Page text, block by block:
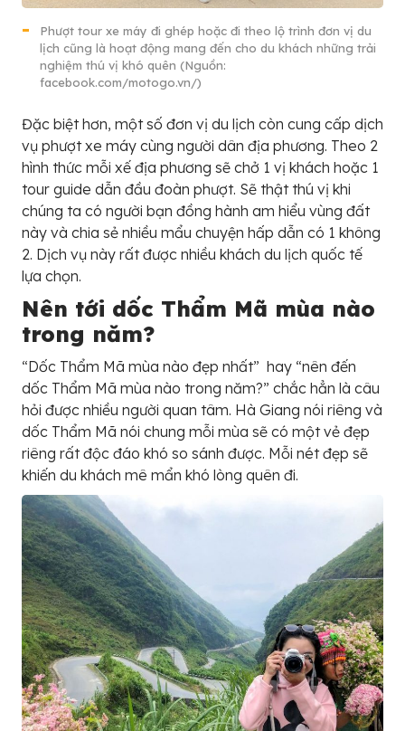
Phượt tour xe máy đi ghép hoặc đi theo lộ trình đơn vị du
lịch cũng là hoạt động mang đến cho du khách những trải
nghiệm thú vị khó quên (Nguồn:
facebook.com/motogo.vn/)
Đặc biệt hơn, một số đơn vị du lịch còn cung cấp dịch
vụ phượt xe máy cùng người dân địa phương. Theo 2
hình thức mỗi xế địa phương sẽ chở 1 vị khách hoặc 1
tour guide dẫn đầu đoàn phượt. Sẽ thật thú vị khi
chúng ta có người bạn đồng hành am hiểu vùng đất
này và chia sẻ nhiều mẩu chuyện hấp dẫn có 1 không
2. Dịch vụ này rất được nhiều khách du lịch quốc tế
lựa chọn.
Nên tới dốc Thẩm Mã mùa nào
trong năm?
“Dốc Thẩm Mã mùa nào đẹp nhất” hay “nên đến
dốc Thẩm Mã mùa nào trong năm?” chắc hẳn là câu
hỏi được nhiều người quan tâm. Hà Giang nói riêng và
dốc Thẩm Mã nói chung mỗi mùa sẽ có một vẻ đẹp
riêng rất độc đáo khó so sánh được. Mỗi nét đẹp sẽ
khiến du khách mê mẩn khó lòng quên đi.